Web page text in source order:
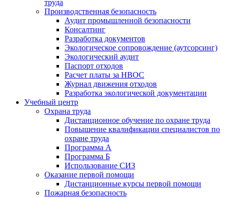
труда
Производственная безопасность
Аудит промышленной безопасности
Консалтинг
Разработка документов
Экологическое сопровождение (аутсорсинг)
Экологический аудит
Паспорт отходов
Расчет платы за НВОС
Журнал движения отходов
Разработка экологической документации
Учебный центр
Охрана труда
Дистанционное обучение по охране труда
Повышение квалификации специалистов по
охране труда
Программа А
Программа Б
Использование СИЗ
Оказание первой помощи
Дистанционные курсы первой помощи
Пожарная безопасность